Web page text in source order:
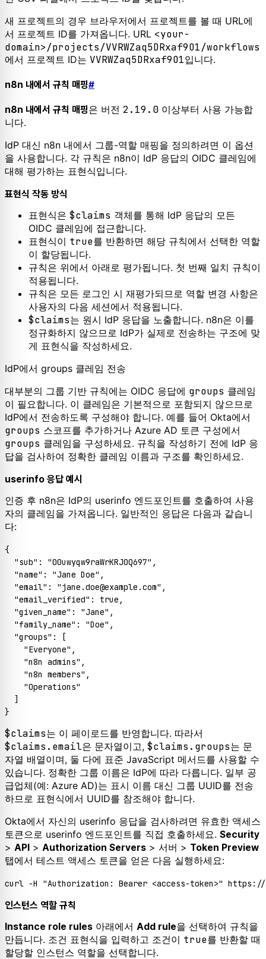
새 프로젝트의 경우 브라우저에서 프로젝트를 볼 때 URL에
서 프로젝트 ID를 가져옵니다. URL <your-
domain>/projects/VVRWZaq5DRxaf9O1/workflows
에서 프로젝트 ID는 VVRWZaq5DRxaf9O1입니다.
n8n 내에서 규칙 매핑#
n8n 내에서 규칙 매핑은 버전 2.19.0 이상부터 사용 가능합
니다.
IdP 대신 n8n 내에서 그룹-역할 매핑을 정의하려면 이 옵션
을 사용합니다. 각 규칙은 n8n이 IdP 응답의 OIDC 클레임에
대해 평가하는 표현식입니다.
표현식 작동 방식
표현식은 $claims 객체를 통해 IdP 응답의 모든
OIDC 클레임에 접근합니다.
표현식이 true를 반환하면 해당 규칙에서 선택한 역할
이 할당됩니다.
규칙은 위에서 아래로 평가됩니다. 첫 번째 일치 규칙이
적용됩니다.
규칙은 모든 로그인 시 재평가되므로 역할 변경 사항은
사용자의 다음 세션에서 적용됩니다.
$claims는 원시 IdP 응답을 노출합니다. n8n은 이를
정규화하지 않으므로 IdP가 실제로 전송하는 구조에 맞
게 표현식을 작성하세요.
IdP에서 groups 클레임 전송
대부분의 그룹 기반 규칙에는 OIDC 응답에 groups 클레임
이 필요합니다. 이 클레임은 기본적으로 포함되지 않으므로
IdP에서 전송하도록 구성해야 합니다. 예를 들어 Okta에서
groups 스코프를 추가하거나 Azure AD 토큰 구성에서
groups 클레임을 구성하세요. 규칙을 작성하기 전에 IdP 응
답을 검사하여 정확한 클레임 이름과 구조를 확인하세요.
userinfo 응답 예시
인증 후 n8n은 IdP의 userinfo 엔드포인트를 호출하여 사용
자의 클레임을 가져옵니다. 일반적인 응답은 다음과 같습니
다:
{
"sub" : "00uwyqw9raWrKRJ0Q697" ,
"name" : "Jane Doe" ,
"email" : "jane.doe@example.com" ,
"email_verified" : true ,
"given_name" : "Jane" ,
"family_name" : "Doe" ,
"groups" :
[
"Everyone" ,
"n8n admins" ,
"n8n members" ,
"Operations"
]
}
$claims는 이 페이로드를 반영합니다. 따라서
$claims.email은 문자열이고, $claims.groups는 문
자열 배열이며, 둘 다에 표준 JavaScript 메서드를 사용할 수
있습니다. 정확한 그룹 이름은 IdP에 따라 다릅니다. 일부 공
급업체(예: Azure AD)는 표시 이름 대신 그룹 UUID를 전송
하므로 표현식에서 UUID를 참조해야 합니다.
Okta에서 자신의 userinfo 응답을 검사하려면 유효한 액세스
토큰으로 userinfo 엔드포인트를 직접 호출하세요. Security
> API > Authorization Servers > 서버 > Token Preview
탭에서 테스트 액세스 토큰을 얻은 다음 실행하세요:
인스턴스 역할 규칙
Instance role rules 아래에서 Add rule을 선택하여 규칙을
만듭니다. 조건 표현식을 입력하고 조건이 true를 반환할 때
할당할 인스턴스 역할을 선택합니다.